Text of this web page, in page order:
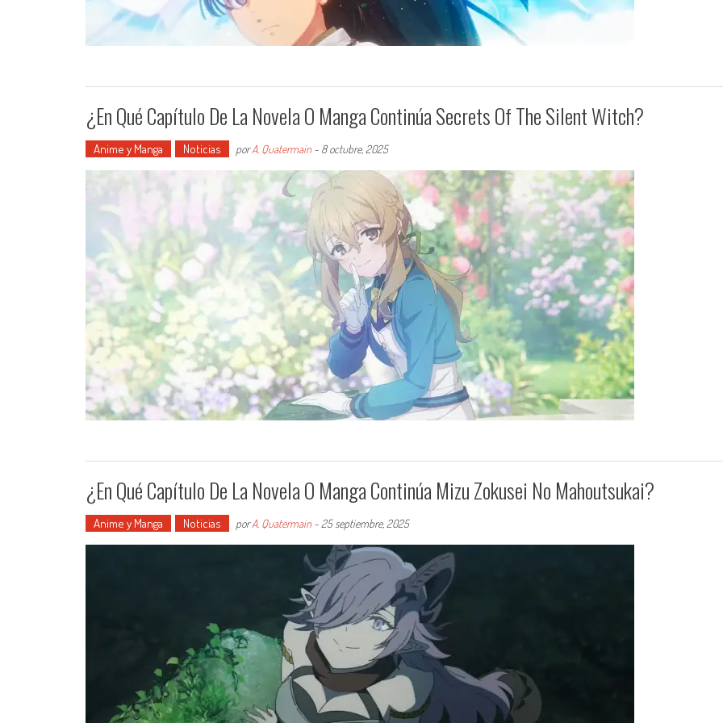
¿En Qué Capítulo De La Novela O Manga Continúa Secrets Of The Silent Witch?
Anime y Manga Noticias porA. Quatermain - 8 octubre, 2025
¿En Qué Capítulo De La Novela O Manga Continúa Mizu Zokusei No Mahoutsukai?
Anime y Manga Noticias porA. Quatermain - 25 septiembre, 2025